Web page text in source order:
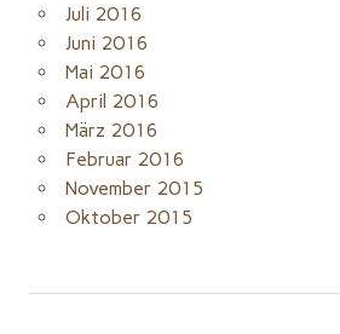
Juli 2016
Juni 2016
Mai 2016
April 2016
März 2016
Februar 2016
November 2015
Oktober 2015